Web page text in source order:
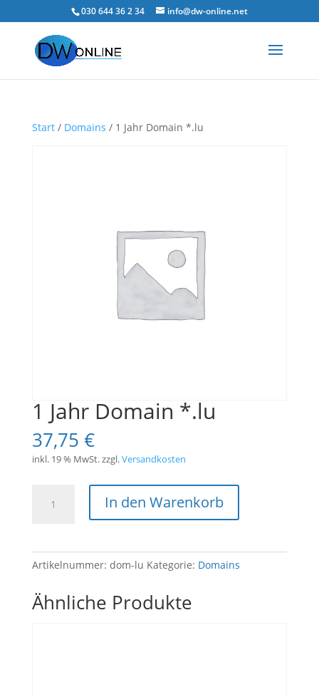
030 644 36 2 34 info@dw-online.net
Start/ Domains / 1 Jahr Domain *.lu
1 Jahr Domain *.lu
37,75 €
inkl. 19 % MwSt.zzgl.Versandkosten
Menge
In den Warenkorb
Artikelnummer: dom-lu Kategorie: Domains
Ähnliche Produkte